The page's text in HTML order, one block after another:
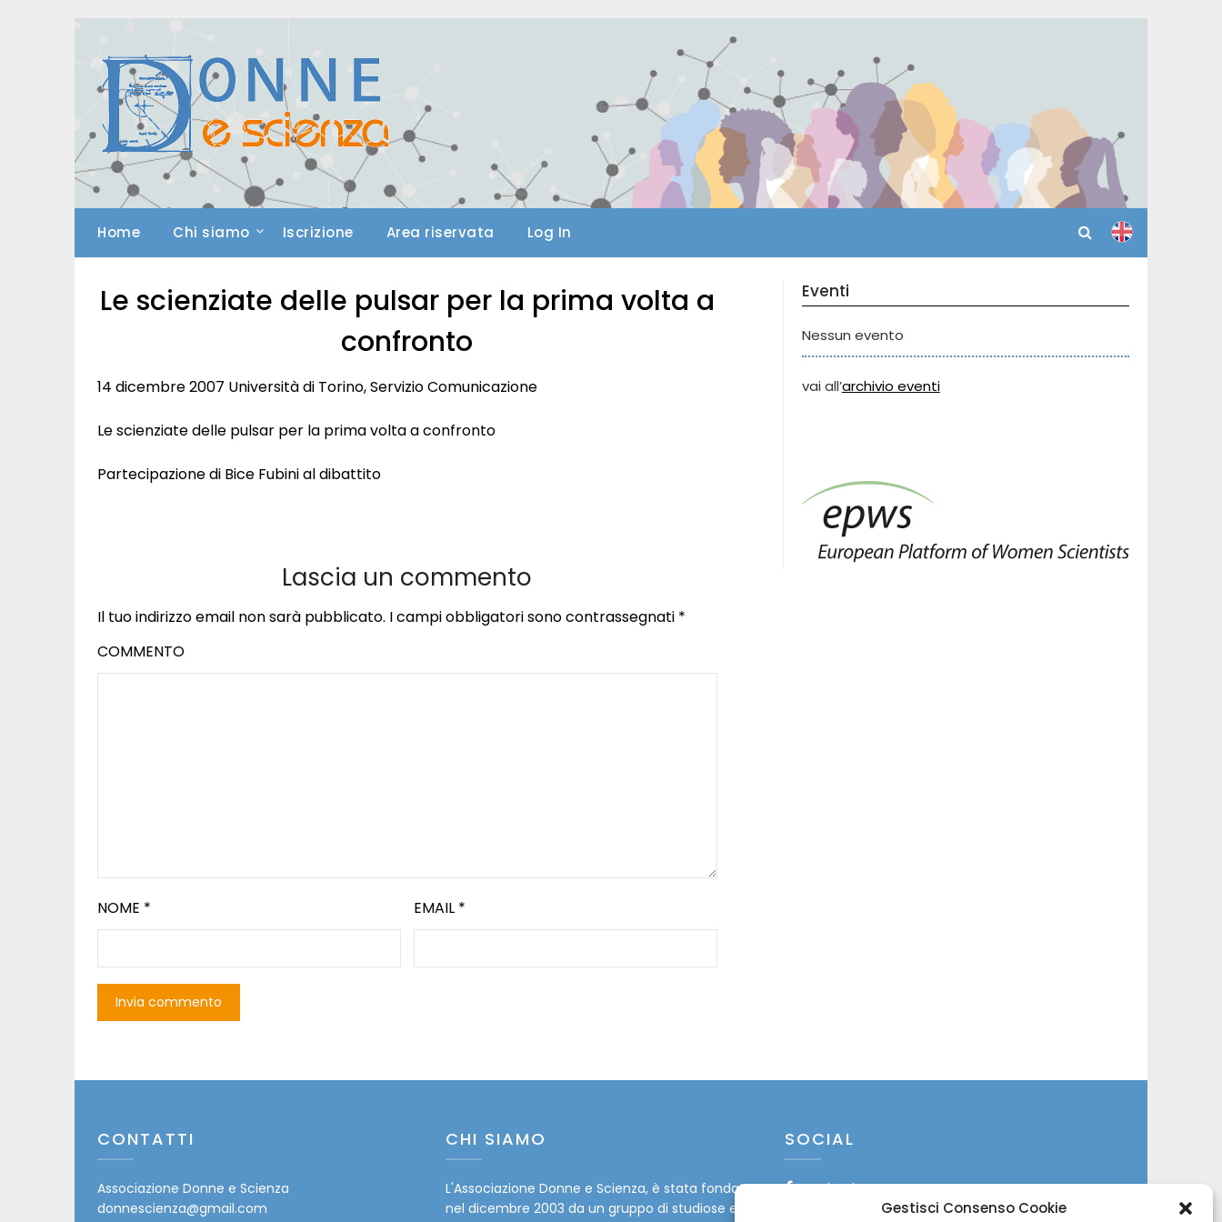
Gestisci Consenso Cookie
Home Chi siamo Iscrizione Area riservata Log In
Le scienziate delle pulsar per la prima volta a
confronto
14 dicembre 2007 Università di Torino, Servizio Comunicazione
Le scienziate delle pulsar per la prima volta a confronto
Partecipazione di Bice Fubini al dibattito
Lascia un commento
Il tuo indirizzo email non sarà pubblicato. I campi obbligatori sono contrassegnati *
COMMENTO
NOME * EMAIL *
Eventi
Nessun evento
vai all’archivio eventi
CONTATTI
Associazione Donne e Scienza
donnescienza@gmail.com
CHI SIAMO
L'Associazione Donne e Scienza, è stata fondata
nel dicembre 2003 da un gruppo di studiose e
SOCIAL
Facebook